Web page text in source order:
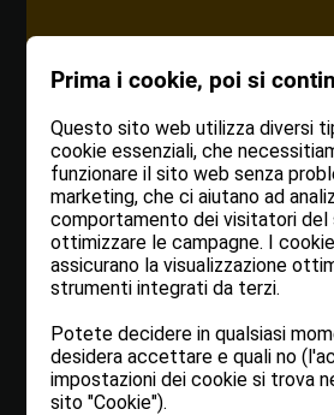
SEMPRE UN
Scoprite perprimii nostri
vendita e in
I MEMBRI
PER TUTTI
Prima i cookie, poi si
Questo sito web utilizza diversi
cookie essenziali, che
funzionare il sito web senza
marketing, che ci aiutano ad
comportamento dei visitatori del
ottimizzare le campagne. I
assicurano la visualizzazione
strumenti integrati da terzi.
Potete decidere in qualsiasi
desidera accettare e quali no
impostazioni dei cookie si trova
sito "Cookie").